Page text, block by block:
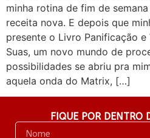
minha rotina de fim de
receita nova. E depois que
presente o Livro Panificação
Suas, um novo mundo de
possibilidades se abriu pra
aquela onda do Matrix, […]
FIQUE POR DENTRO